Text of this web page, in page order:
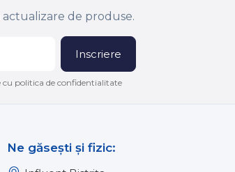
de produse.
Inscriere
cu politica de confidentialitate
Ne găsești și fizic: